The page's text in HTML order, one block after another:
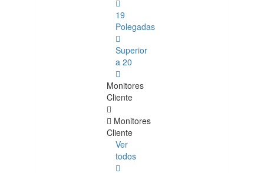
19
Polegadas
Superior
a 20
Monitores
Cliente
Monitores
Cliente
Ver
todos